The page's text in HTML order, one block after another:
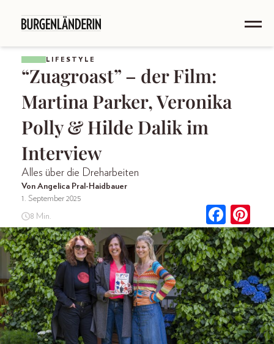
LIFESTYLE
“Zuagroast” – der Film:
Martina Parker, Veronika
Polly & Hilde Dalik im
Interview
Alles über die Dreharbeiten
Von Angelica Pral-Haidbauer
1. September 2025
8 Min.